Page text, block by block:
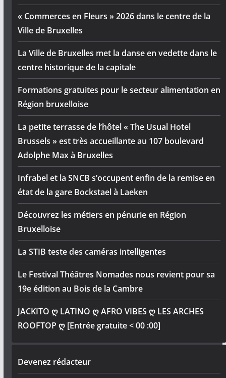
« Commerces en Fleurs » 2026 dans le centre de la
Ville de Bruxelles
La Ville de Bruxelles met la danse en vedette dans le
centre historique de la capitale
Formations gratuites pour le secteur alimentation en
Région bruxelloise
La petite terrasse de l’hôtel « The Usual Hotel
Brussels » est très accueillante au 107 boulevard
Adolphe Max à Bruxelles
Infrabel et la SNCB s’occupent enfin de la remise en
état de la gare Bockstael à Laeken
Découvrez les métiers en pénurie en Région
Bruxelloise
La STIB teste des caméras intelligentes
Le Festival Théâtres Nomades nous revient pour sa
19e édition au Bois de la Cambre
JACKITO ღ LATINO ღ AFRO VIBES ღ LES ARCHES
ROOFTOP ღ [Entrée gratuite < 00 :00]
Devenez rédacteur